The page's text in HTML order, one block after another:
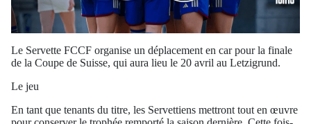
Le Servette FCCF organise un déplacement en car pour la finale
de la Coupe de Suisse, qui aura lieu le 20 avril au Letzigrund.
Le jeu
En tant que tenants du titre, les Servettiens mettront tout en œuvre